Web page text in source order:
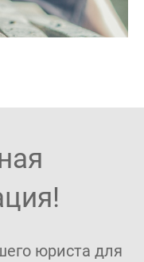
юриста для